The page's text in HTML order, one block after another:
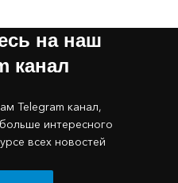
на наш
канал
Telegram канал,
интересного
всех новостей